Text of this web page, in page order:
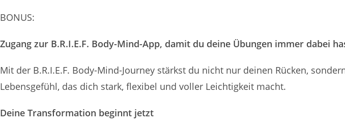
BONUS:
Zugang zur B.R.I.E.F. Body-Mind-App, damit du deine Übungen immer dabei
Mit der B.R.I.E.F. Body-Mind-Journey stärkst du nicht nur deinen Rücken,
Lebensgefühl, das dich stark, flexibel und voller Leichtigkeit macht.
Deine Transformation beginnt jetzt